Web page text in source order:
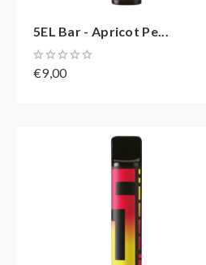
5EL Bar - Apricot Pe...
€9,00